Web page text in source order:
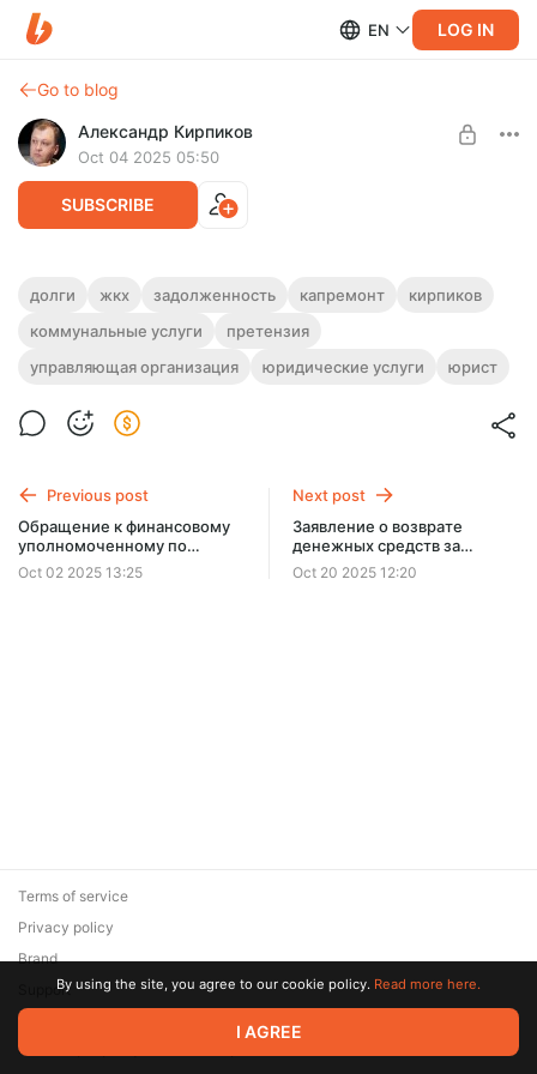
EN LOG IN
Go to blog
Александр Кирпиков
Oct 04 2025 05:50
SUBSCRIBE
Претензия о списании задолженности
по коммунальным платежам
Претензия о списании задолженности по коммунальным
Post is available after purchase
BUY FOR $12.9
долги жкх задолженность капремонт
кирпиков
коммунальные услуги
претензия
управляющая организация
юридические услуги юрист
Previous post
Обращение к финансовому
уполномоченному по
договору ОСАГО
Oct 02 2025 13:25
Next post
Заявление о возврате
денежных средств за
навязанную услугу
Oct 20 2025 12:20
© 2026 Zaya Solutions Limited. All rights reserved. All trademarks
are the property of their respective owners.
Terms of service
Privacy policy
Brand
SupportBy using the site, you agree to our cookie policy. Read more here.
I AGREE